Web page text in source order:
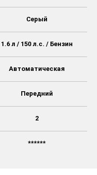
Серый
1.6 л / 150 л.с. / Бензин
Автоматическая
Передний
2
******